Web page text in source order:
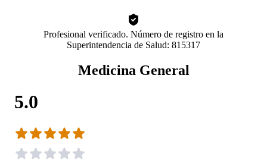
Profesional verificado. Número de registro en la
Superintendencia de Salud: 815317
Medicina General
5.0